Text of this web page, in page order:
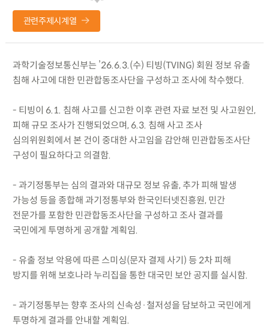
관련주제시계열
과학기술정보통신부는 ’26.6.3.(수) 티빙(TVING) 회원 정보 유출
침해 사고에 대한 민관합동조사단을 구성하고 조사에 착수했다.
- 티빙이 6.1. 침해 사고를 신고한 이후 관련 자료 보전 및 사고원인,
피해 규모 조사가 진행되었으며, 6.3. 침해 사고 조사
심의위원회에서 본 건이 중대한 사고임을 감안해 민관합동조사단
구성이 필요하다고 의결함.
- 과기정통부는 심의 결과와 대규모 정보 유출, 추가 피해 발생
가능성 등을 종합해 과기정통부와 한국인터넷진흥원, 민간
전문가를 포함한 민관합동조사단을 구성하고 조사 결과를
국민에게 투명하게 공개할 계획임.
- 유출 정보 악용에 따른 스미싱(문자 결제 사기) 등 2차 피해
방지를 위해 보호나라 누리집을 통한 대국민 보안 공지를 실시함.
- 과기정통부는 향후 조사의 신속성·철저성을 담보하고 국민에게
투명하게 결과를 안내할 계획임.